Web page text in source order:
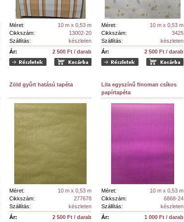
Méret:
10 m x 0,53 m
Cikkszám:
13002-20
Szállítás:
készleten
Ár:
2 500 Ft / darab
Méret:
10 m x 0,53 m
Cikkszám:
3425
Szállítás:
készleten
Ár:
2 500 Ft / darab
Zöld gyűrt hatású tapéta
Méret:
10 m x 0,53 m
Cikkszám:
277678
Szállítás:
készleten
Ár:
2 500 Ft / darab
Lila egyszínű finoman csíkos
papírtapéta
Méret:
10 m x 0,53 m
Cikkszám:
6868-24
Szállítás:
készleten
Ár:
1 000 Ft / darab